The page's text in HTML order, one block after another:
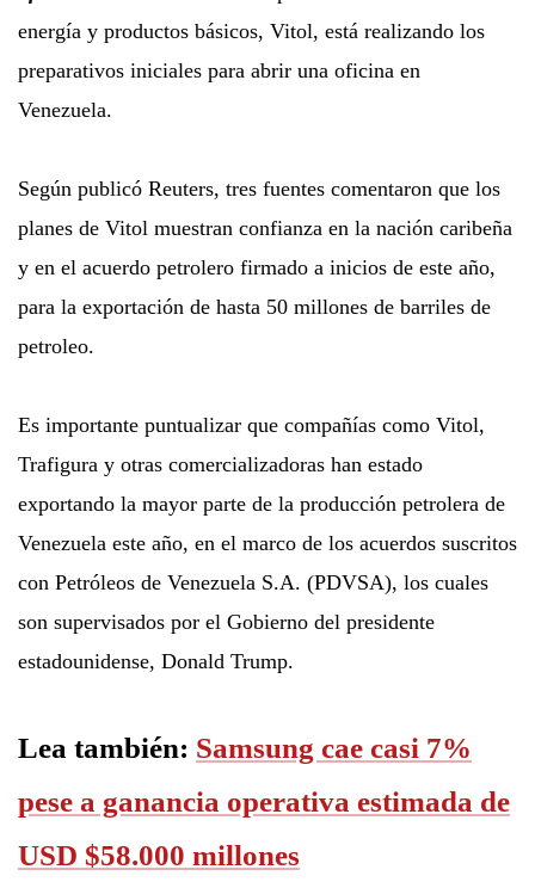
energía y productos básicos, Vitol, está realizando los
preparativos iniciales para abrir una oficina en
Venezuela.
Según publicó Reuters, tres fuentes comentaron que los
planes de Vitol muestran confianza en la nación caribeña
y en el acuerdo petrolero firmado a inicios de este año,
para la exportación de hasta 50 millones de barriles de
petroleo.
Es importante puntualizar que compañías como Vitol,
Trafigura y otras comercializadoras han estado
exportando la mayor parte de la producción petrolera de
Venezuela este año, en el marco de los acuerdos suscritos
con Petróleos de Venezuela S.A. (PDVSA), los cuales
son supervisados ​​por el Gobierno del presidente
estadounidense, Donald Trump.
Lea también: Samsung cae casi 7%
pese a ganancia operativa estimada de
USD $58.000 millones